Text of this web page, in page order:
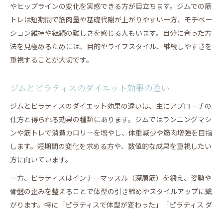
やヒップラインの変化を実感できる方が目立ちます。ジムでの筋
トレは短期間で筋肉量や基礎代謝が上がりやすい一方、モチベー
ション維持や継続の難しさを感じる人もいます。自分に合った方
法を見極めるためには、目的やライフスタイル、継続しやすさを
重視することが大切です。
ジムとピラティスのダイエット効果の違い
ジムとピラティスのダイエット効果の違いは、主にアプローチの
仕方と得られる効果の種類にあります。ジムではランニングマシ
ンや筋トレで消費カロリーを増やし、体重減少や筋肉増強を目指
します。短期間の変化を求める方や、数値的な成果を重視したい
方に向いています。
一方、ピラティスはインナーマッスル（深層筋）を鍛え、姿勢や
骨盤の歪みを整えることで体型の引き締めやスタイルアップに繋
がります。特に「ピラティスで体型が変わった」「ピラティス ダ